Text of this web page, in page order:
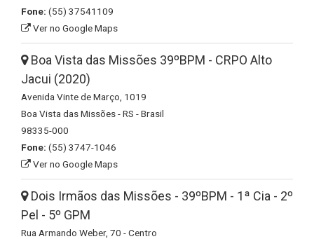
Fone: (55) 37541109
Ver no Google Maps
Boa Vista das Missões 39ºBPM - CRPO Alto
Jacui (2020)
Avenida Vinte de Março, 1019
Boa Vista das Missões - RS - Brasil
98335-000
Fone: (55) 3747-1046
Ver no Google Maps
Dois Irmãos das Missões - 39ºBPM - 1ª Cia - 2º
Pel - 5º GPM
Rua Armando Weber, 70 - Centro